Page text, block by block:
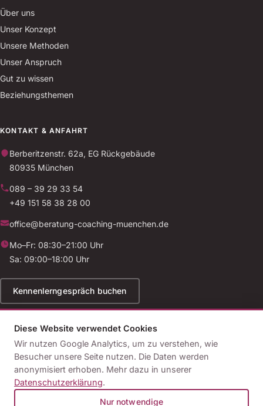
Über uns
Unser Konzept
Unsere Methoden
Unser Anspruch
Gut zu wissen
Beziehungsthemen
KONTAKT & ANFAHRT
Berberitzenstr. 62a, EG Rückgebäude
80935 München
089 – 39 29 33 54
+49 151 58 38 28 00
office@beratung-coaching-muenchen.de
Mo–Fr: 08:30–21:00 Uhr
Sa: 09:00–18:00 Uhr
Kennenlerngespräch buchen
© 2026 Institut für Psychologische Beratung, Coaching &
Persönlichkeitsentwicklung
ImpressumDatenschutzKontakt
Wir bieten ausschließlich psychologische Beratung außerhalb der Heilkunde
Diese Website verwendet Cookies
Wir nutzen Google Analytics, um zu verstehen, wie
Besucher unsere Seite nutzen. Die Daten werden
anonymisiert erhoben. Mehr dazu in unserer
Datenschutzerklärung.
Nur notwendige